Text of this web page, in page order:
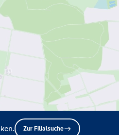
Zur Filialsuche